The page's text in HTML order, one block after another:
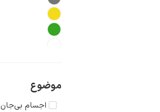
موضوع
اجسام بی‌جان